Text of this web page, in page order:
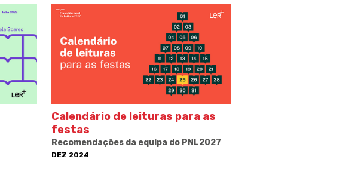
Calendário de leituras para as
festas
Recomendações da equipa do PNL2027
DEZ 2024